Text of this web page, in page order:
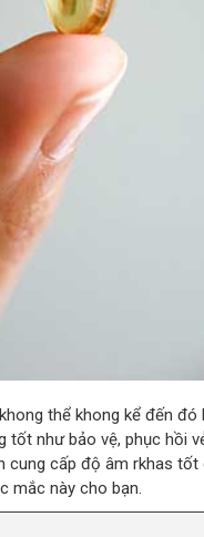
thể khong kể đến
như bảo vệ, phục hồi
cấp độ âm rkhas
mắc này cho bạn.